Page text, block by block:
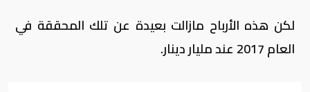
لكن هذه الأرباح مازالت بعيدة عن تلك المحققة في
العام 2017 عند مليار دينار.